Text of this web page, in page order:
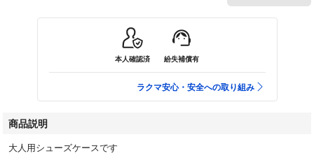
本人確認済 紛失補償有
ラクマ安心・安全への取り組み
商品説明
大人用シューズケースです